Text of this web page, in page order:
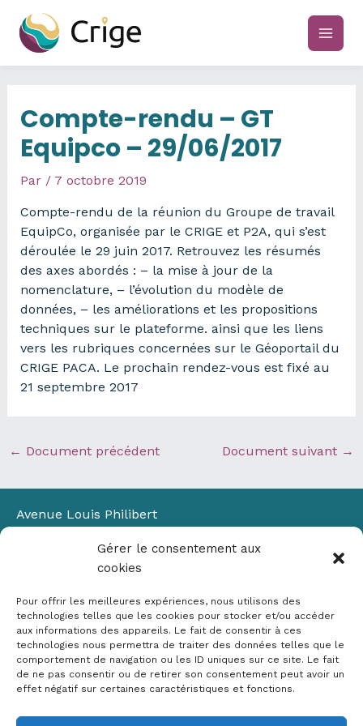
Gérer le consentement aux
cookies
Pour offrir les meilleures expériences, nous utilisons des
technologies telles que les cookies pour stocker et/ou accéder
aux informations des appareils. Le fait de consentir à ces
technologies nous permettra de traiter des données telles que le
comportement de navigation ou les ID uniques sur ce site. Le fait
de ne pas consentir ou de retirer son consentement peut avoir un
effet négatif sur certaines caractéristiques et fonctions.
contenu
main
Compte-rendu – GT
Equipco – 29/06/2017
Par / 7 octobre 2019
Compte-rendu de la réunion du Groupe de travail
EquipCo, organisée par le CRIGE et P2A, qui s’est
déroulée le 29 juin 2017. Retrouvez les résumés
des axes abordés : – la mise à jour de la
nomenclature, – l’évolution du modèle de
données, – les améliorations et les propositions
techniques sur le plateforme. ainsi que les liens
vers les rubriques concernées sur le Géoportail du
CRIGE PACA. Le prochain rendez-vous est fixé au
21 septembre 2017
← Document précédent Document suivant →
Avenue Louis Philibert
Bâtiment Laennec
13100 Aix-en-Provence
✉ contact@crige-paca.org